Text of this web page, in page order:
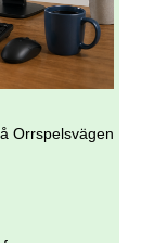
Orrspelsvägen